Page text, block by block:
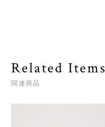
Related Items
関連商品